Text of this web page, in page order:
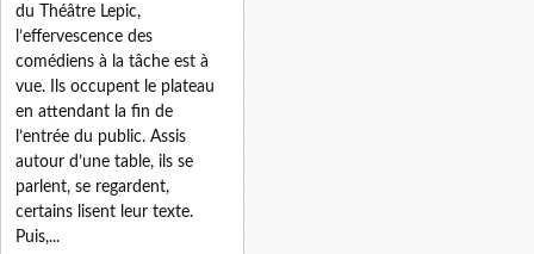
du Théâtre Lepic,
l’effervescence des
comédiens à la tâche est à
vue. Ils occupent le plateau
en attendant la fin de
l’entrée du public. Assis
autour d’une table, ils se
parlent, se regardent,
certains lisent leur texte.
Puis,...